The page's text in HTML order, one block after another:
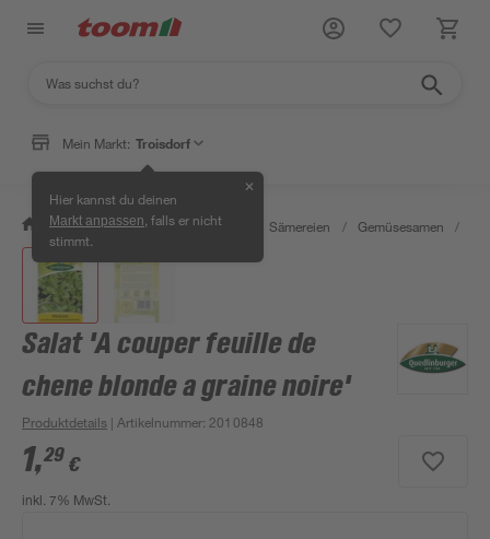
Mein Markt: Troisdorf
Hier kannst du deinen
Markt anpassen , falls er nicht
stimmt.
✕
/ Garten & Freizeit / Pflanzen Sämereien / Gemüsesamen /
Salat 'A couper feuille de
chene blonde a graine noire'
Produktdetails | Artikelnummer: 2010848
1,29 €
inkl. 7% MwSt.